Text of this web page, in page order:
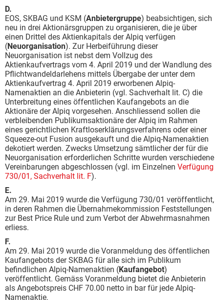
D.
EOS, SKBAG und KSM (Anbietergruppe) beabsichtigen, sich
neu in drei Aktionärsgruppen zu organisieren, die je über
einen Drittel des Aktienkapitals der Alpiq verfügen
(Neuorganisation). Zur Herbeiführung dieser
Neuorganisation ist nebst dem Vollzug des
Aktienkaufvertrags vom 4. April 2019 und der Wandlung des
Pflichtwandeldarlehens mittels Übergabe der unter dem
Aktienkaufvertrag 4. April 2019 erworbenen Alpiq-
Namenaktien an die Anbieterin (vgl. Sachverhalt lit. C) die
Unterbreitung eines öffentlichen Kaufangebots an die
Aktionäre der Alpiq vorgesehen. Anschliessend sollen die
verbleibenden Publikumsaktionäre der Alpiq im Rahmen
eines gerichtlichen Kraftloserklärungsverfahrens oder einer
Squeeze-out Fusion ausgekauft und die Alpiq-Namenaktien
dekotiert werden. Zwecks Umsetzung sämtlicher der für die
Neuorganisation erforderlichen Schritte wurden verschiedene
Vereinbarungen abgeschlossen (vgl. im Einzelnen Verfügung
730/01, Sachverhalt lit. F).
E.
Am 29. Mai 2019 wurde die Verfügung 730/01 veröffentlicht,
in deren Rahmen die Übernahmekommission Feststellungen
zur Best Price Rule und zum Verbot der Abwehrmasnahmen
erliess.
F.
Am 29. Mai 2019 wurde die Voranmeldung des öffentlichen
Kaufangebots der SKBAG für alle sich im Publikum
befindlichen Alpiq-Namenaktien (Kaufangebot)
veröffentlicht. Gemäss Voranmeldung bietet die Anbieterin
als Angebotspreis CHF 70.00 netto in bar für jede Alpiq-
Namenaktie.